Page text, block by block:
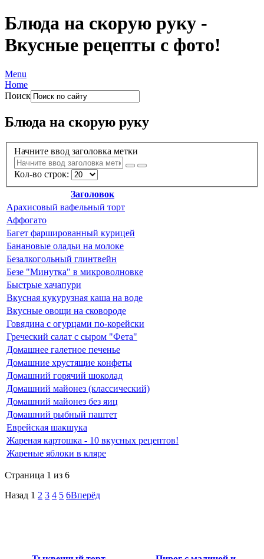
Блюда на скорую руку -
Вкусные рецепты с фото!
Menu
Home
Поиск
Блюда на скорую руку
Начните ввод заголовка метки
Кол-во строк:
Заголовок
Арахисовый вафельный торт
Аффогато
Багет фаршированный курицей
Банановые оладьи на молоке
Безалкогольный глинтвейн
Безе "Минутка" в микроволновке
Быстрые хачапури
Вкусная кукурузная каша на воде
Вкусные овощи на сковороде
Говядина с огурцами по-корейски
Греческий салат с сыром "Фета"
Домашнее галетное печенье
Домашние хрустящие конфеты
Домашний горячий шоколад
Домашний майонез (классический)
Домашний майонез без яиц
Домашний рыбный паштет
Еврейская шакшука
Жареная картошка - 10 вкусных рецептов!
Жареные яблоки в кляре
Страница 1 из 6
Назад 1 2 3 4 5 6Вперёд